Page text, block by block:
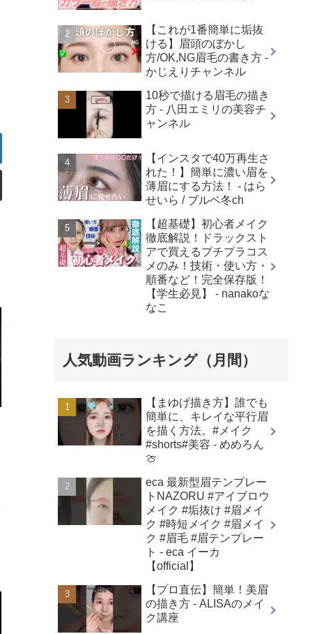
【これが1番簡単に垢抜
ける】眉頭のぼかし
方/OK,NG眉毛の書き方 -
かじえりチャンネル
10秒で描ける眉毛の描き
方 - 八田エミリの美容チ
ャンネル
【インスタで40万再生さ
れた！】簡単に濃い眉を
薄眉にする方法！ - はら
せいら / ブルベ冬ch
【超基礎】初心者メイク
徹底解説！ドラックスト
アで買えるプチプラコス
メのみ！技術・使い方・
順番など！完全保存版！
【学生必見】 - nanakoな
なこ
人気動画ランキング（月間）
【まゆげ描き方】誰でも
簡単に、キレイな平行眉
を描く方法。#メイク
#shorts#美容 - めめろん
🍈
eca 最新型眉テンプレー
トNAZORU #アイブロウ
メイク #垢抜け #眉メイ
ク #時短メイク #眉メイ
ク #眉毛 #眉テンプレー
ト - eca イーカ
【official】
【プロ直伝】簡単！美眉
の描き方 - ALISAのメイ
ク講座